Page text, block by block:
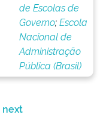
de Escolas de
Governo;Escola
Nacional de
Administração
Pública (Brasil)
next